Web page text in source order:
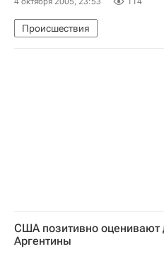
Происшествия
США позитивно оценивают
Аргентины